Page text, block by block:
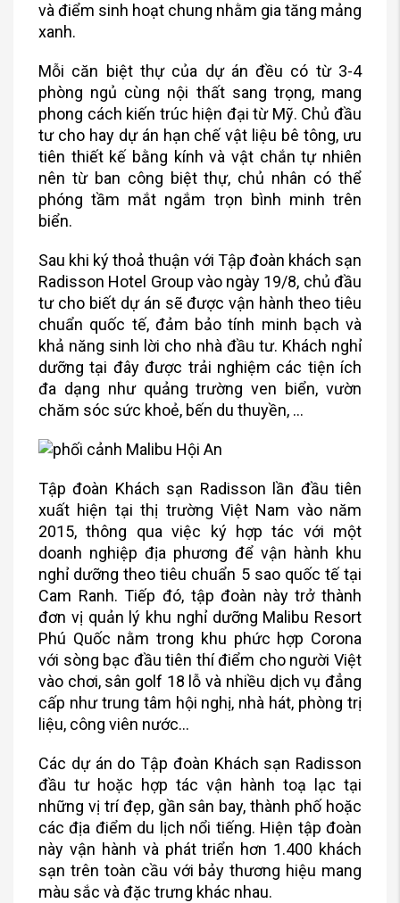
và điểm sinh hoạt chung nhằm gia tăng mảng
xanh.
Mỗi căn biệt thự của dự án đều có từ 3-4
phòng ngủ cùng nội thất sang trọng, mang
phong cách kiến trúc hiện đại từ Mỹ. Chủ đầu
tư cho hay dự án hạn chế vật liệu bê tông, ưu
tiên thiết kế bằng kính và vật chắn tự nhiên
nên từ ban công biệt thự, chủ nhân có thể
phóng tầm mắt ngắm trọn bình minh trên
biển.
Sau khi ký thoả thuận với Tập đoàn khách sạn
Radisson Hotel Group vào ngày 19/8, chủ đầu
tư cho biết dự án sẽ được vận hành theo tiêu
chuẩn quốc tế, đảm bảo tính minh bạch và
khả năng sinh lời cho nhà đầu tư. Khách nghỉ
dưỡng tại đây được trải nghiệm các tiện ích
đa dạng như quảng trường ven biển, vườn
chăm sóc sức khoẻ, bến du thuyền, …
Tập đoàn Khách sạn Radisson lần đầu tiên
xuất hiện tại thị trường Việt Nam vào năm
2015, thông qua việc ký hợp tác với một
doanh nghiệp địa phương để vận hành khu
nghỉ dưỡng theo tiêu chuẩn 5 sao quốc tế tại
Cam Ranh. Tiếp đó, tập đoàn này trở thành
đơn vị quản lý khu nghỉ dưỡng Malibu Resort
Phú Quốc nằm trong khu phức hợp Corona
với sòng bạc đầu tiên thí điểm cho người Việt
vào chơi, sân golf 18 lỗ và nhiều dịch vụ đẳng
cấp như trung tâm hội nghị, nhà hát, phòng trị
liệu, công viên nước…
Các dự án do Tập đoàn Khách sạn Radisson
đầu tư hoặc hợp tác vận hành toạ lạc tại
những vị trí đẹp, gần sân bay, thành phố hoặc
các địa điểm du lịch nổi tiếng. Hiện tập đoàn
này vận hành và phát triển hơn 1.400 khách
sạn trên toàn cầu với bảy thương hiệu mang
màu sắc và đặc trưng khác nhau.